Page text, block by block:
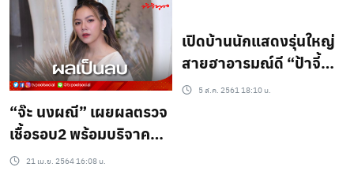
“จ๊ะ นงผณี” เผยผลตรวจ
เชื้อรอบ2 พร้อมบริจาค
เงินช่วย 4 โรงพยาบาล
21 เม.ย. 2564 16:08 น.
เปิดบ้านนักแสดงรุ่นใหญ่
สายฮาอารมณ์ดี “ป้าจี้
อัจฉราพรรณ”
5 ส.ค. 2561 18:10 น.